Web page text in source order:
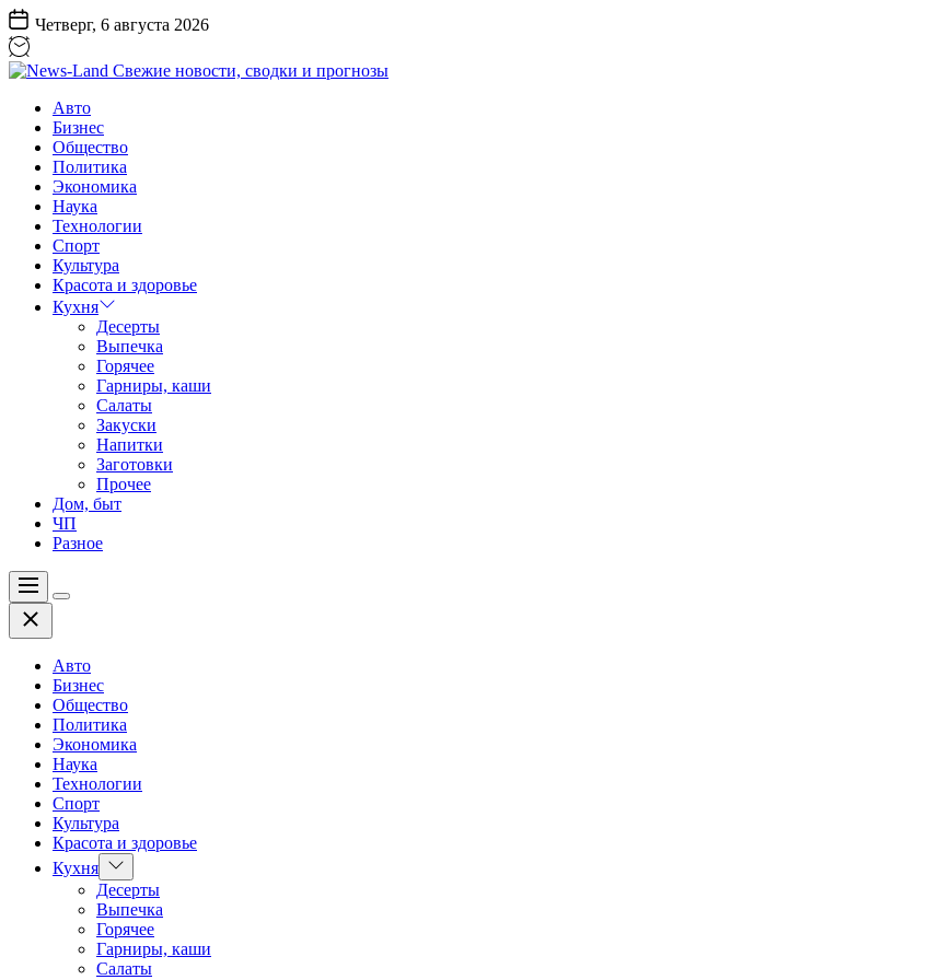
Перейти
к
содержанию
Четверг, 6 августа 2026
Land
Свежие
новости,
сводки
прогнозы
Авто
Бизнес
Общество
Политика
Экономика
Наука
Технологии
Спорт
Культура
Красота и здоровье
Кухня
Десерты
Выпечка
Горячее
Гарниры, каши
Салаты
Закуски
Напитки
Заготовки
Прочее
Дом, быт
ЧП
Разное
Меню
Цвет
Закрыть
Авто
Бизнес
Общество
Политика
Экономика
Наука
Технологии
Спорт
Культура
Красота и здоровье
Кухня Показать
подменю
Десерты
Выпечка
Горячее
Гарниры, каши
Салаты